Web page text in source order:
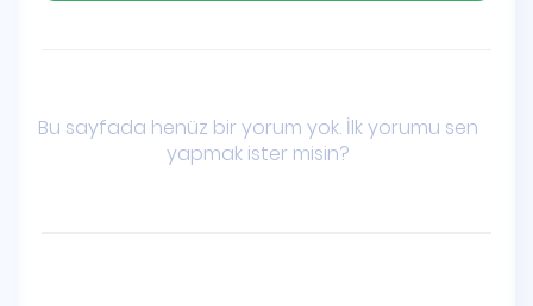
Bu sayfada henüz bir yorum yok. İlk yorumu sen
yapmak ister misin?